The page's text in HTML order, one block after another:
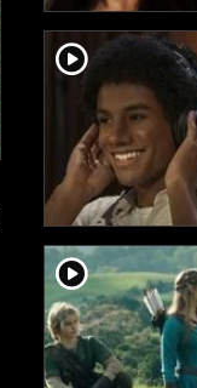
player2
player2